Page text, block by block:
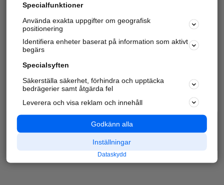
Specialfunktioner
Använda exakta uppgifter om geografisk
positionering
Identifiera enheter baserat på information som aktivt
begärs
Specialsyften
Säkerställa säkerhet, förhindra och upptäcka
bedrägerier samt åtgärda fel
Leverera och visa reklam och innehåll
Godkänn alla
Inställningar
Dataskydd